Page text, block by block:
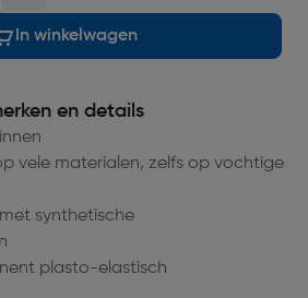
In winkelwagen
en details
vele materialen, zelfs op vochtige
synthetische
plasto-elastisch